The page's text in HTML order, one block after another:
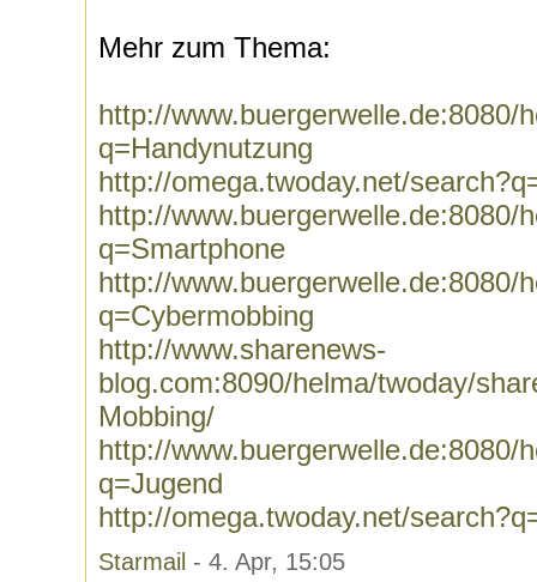
Mehr zum Thema:
http://www.buergerwelle.de:8080/
q=Handynutzung
http://omega.twoday.net/
http://www.buergerwelle.de:8080/
q=Smartphone
http://www.buergerwelle.de:8080/
q=Cybermobbing
http://www.sharenews-
blog.com:8090/helma/twoday/
Mobbing/
http://www.buergerwelle.de:8080/
q=Jugend
http://omega.twoday.net/
Starmail - 4. Apr, 15:05